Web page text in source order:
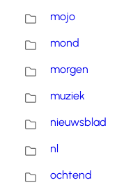
mojo
mond
morgen
muziek
nieuwsblad
nl
ochtend